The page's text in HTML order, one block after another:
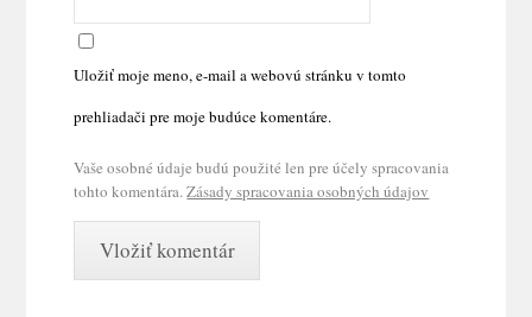
Uložiť moje meno, e-mail a webovú stránku v tomto
prehliadači pre moje budúce komentáre.
Vaše osobné údaje budú použité len pre účely spracovania
tohto komentára.Zásady spracovania osobných údajov